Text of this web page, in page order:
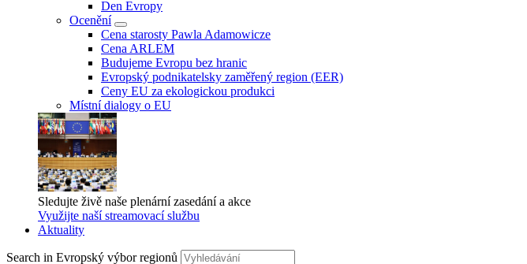
Den Evropy
Ocenění
Cena starosty Pawla Adamowicze
Cena ARLEM
Budujeme Evropu bez hranic
Evropský podnikatelsky zaměřený region (EER)
Ceny EU za ekologickou produkci
Místní dialogy o EU
Sledujte živě naše plenární zasedání a akce
Využijte naší streamovací službu
Aktuality
Search in Evropský výbor regionů